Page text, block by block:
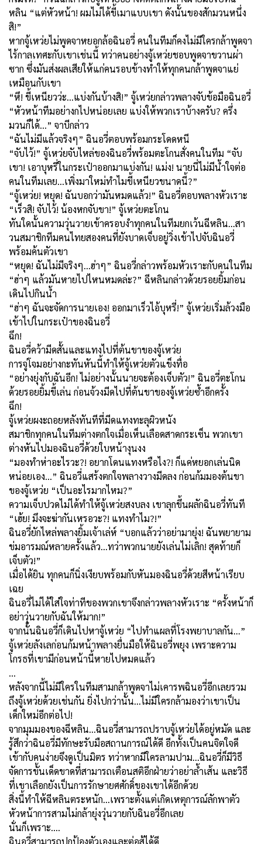
หลิน “แต่หัวหน้า! ผมไม่ได้ขี้เมาแบบเขา ดังนั้นของสักมวนหนึ่ง
สิ!”
หากจู้เหว่ยไม่พูดจาหยอกล้อฉินอวี่ คนในทีมก็คงไม่มีใครกล้าพูดจา
ไร้กาลเทศะกับเขาเช่นนี้ ทว่าคนอย่างจู้เหว่ยชอบพูดจาขวานผ่า
ซาก ซึ่งมันส่งผลเสียให้แก่คนรอบข้างทำให้ทุกคนกล้าพูดจาแย่
เหมือนกับเขา
“หึ! ขี้เหนียวว่ะ...แบ่งกันบ้างสิ!” จู้เหว่ยกล่าวพลางจับข้อมือฉินอวี่
“หัวหน้าทีมอย่างกไปหน่อยเลย แบ่งให้พวกเราบ้างครับ? ครึ่ง
มวนก็ได้…” จาบีกล่าว
“ฉันไม่มีแล้วจริงๆ” ฉินอวี่ตอบพร้อมกระโดดหนี
“จับไว้!” จู้เหว่ยจับไหล่ของฉินอวี่พร้อมตะโกนสั่งคนในทีม “จับ
เขา! เอาบุหรี่ในกระเป๋าออกมาแบ่งกัน! แม่ง! นายนี่ไม่มีน้ำใจต่อ
คนในทีมเลย...เพิ่งมาใหม่ทำไมขี้เหนียวขนาดนี้?”
“จู้เหว่ย! หยุด! ฉันบอกว่ามันหมดแล้ว!” ฉินอวี่ตอบพลางหัวเราะ
“เร็วสิ! จับไว้! น้องหกจับขา!” จู้เหว่ยตะโกน
ทันใดนั้นความวุ่นวายเข้าครอบงำทุกคนในทีมยกเว้นฉีหลิน...สา
วนสมาชิกทีมคนไทยสองคนที่ยังบาดเจ็บอยู่วิ่งเข้าไปจับฉินอวี่
พร้อมค้นตัวเขา
“หยุด! ฉันไม่มีจริงๆ…ฮ่าๆ” ฉินอวี่กล่าวพร้อมหัวเราะกับคนในทีม
“ฮ่าๆ แล้วมันหายไปไหนหมดล่ะ?” ฉีหลินกล่าวด้วยรอยยิ้มก่อน
เดินไปกินน้ำ
“ฮ่าๆ ฉันจะจัดการนายเอง! ออกมาเร็วไอ้บุหรี่!” จู้เหว่ยเริ่มล้วงมือ
เข้าไปในกระเป๋าของฉินอวี่
ฉึก!
ฉินอวี่คว้ามีดสั้นและแทงไปที่ต้นขาของจู้เหว่ย
การจู่โจมอย่างกะทันหันนี้ทำให้จู้เหว่ยตัวแข็งทื่อ
“อย่างยุ่งกับฉันอีก! ไม่อย่างนั้นนายจะต้องเจ็บตัว!” ฉินอวี่ตะโกน
ด้วยรอยยิ้มขี้เล่น ก่อนจ้วงมีดไปที่ต้นขาของจู้เหว่ยซ้ำอีกครั้ง
ฉึก!
จู้เหว่ยผงะถอยหลังทันทีที่มีดแทงทะลุผิวหนัง
สมาชิกทุกคนในทีมต่างตกใจเมื่อเห็นเลือดสาดกระเซ็น พวกเขา
ต่างหันไปมองฉินอวี่ด้วยใบหน้างุนงง
“มองทำห่าอะไรวะ?! อยากโดนแทงหรือไง?! ก็แค่หยอกเล่นนิด
หน่อยเอง…” ฉินอวี่แสร้งตกใจพลางวางมีดลง ก่อนก้มมองต้นขา
ของจู้เหว่ย “เป็นอะไรมากไหม?”
ความเจ็บปวดไม่ได้ทำให้จู้เหว่ยสงบลง เขาลุกขึ้นผลักฉินอวี่ทันที
“เฮ้ย! มึงจะฆ่ากันเหรอวะ?! แทงทำไม?!”
ฉินอวี่ยักไหล่พลางยิ้มเจ้าเล่ห์ “บอกแล้วว่าอย่ามายุ่ง! ฉันพยายาม
ข่มอารมณ์หลายครั้งแล้ว...ทว่าพวกนายยังเล่นไม่เลิก! สุดท้ายก็
เจ็บตัว!”
เมื่อได้ยิน ทุกคนก็นิ่งเงียบพร้อมกับหันมองฉินอวี่ด้วยสีหน้าเรียบ
เฉย
ฉินอวี่ไม่ได้ใส่ใจท่าทีของพวกเขาจึงกล่าวพลางหัวเราะ “ครั้งหน้าก็
อย่าวุ่นวายกับฉันให้มาก!”
จากนั้นฉินอวี่ก็เดินไปหาจู้เหว่ย “ไปทำแผลที่โรงพยาบาลกัน...”
จู้เหว่ยลังเลก่อนก้มหน้าพลางยื่นมือให้ฉินอวี่พยุง เพราะความ
โกรธที่เขามีก่อนหน้านี้หายไปหมดแล้ว
…
หลังจากนี้ไม่มีใครในทีมสามกล้าพูดจาไม่เคารพฉินอวี่อีกเลยรวม
ถึงจู้เหว่ยด้วยเช่นกัน ยิ่งไปกว่านั้น...ไม่มีใครกล้ามองว่าเขาเป็น
เด็กใหม่อีกต่อไป!
จากมุมมองของฉีหลิน...ฉินอวี่สามารถปราบจู้เหว่ยได้อยู่หมัด และ
รู้สึกว่าฉินอวี่มีทักษะรับมือสถานการณ์ได้ดี อีกทั้งเป็นคนจิตใจดี
เข้ากับคนง่ายจึงดูเป็นมิตร ทว่าหากมีใครลามปาม...ฉินอวี่ก็มีวิธี
จัดการขั้นเด็ดขาดที่สามารถเตือนสติอีกฝ่ายว่าอย่าล้ำเส้น และวิธี
ที่เขาเลือกยังเป็นการรักษายศศักดิ์ของเขาได้อีกด้วย
สิ่งนี้ทำให้ฉีหลินตระหนัก...เพราะตั้งแต่เกิดเหตุการณ์ลักพาตัว
หัวหน้าการสามไม่กล้ายุ่งวุ่นวายกับฉินอวี่อีกเลย
นั่นก็เพราะ....
ฉินอวี่สามารถปกป้องตัวเองและต่อสู้ได้ดี